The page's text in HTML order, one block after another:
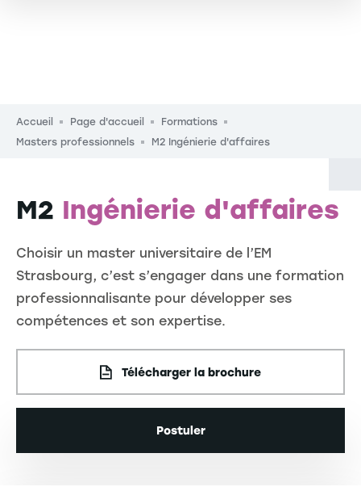
Fil d'Ariane
Accueil Page d'accueil
Formations
Masters professionnels
M2 Ingénierie d'affaires
M2 Ingénierie d'affaires
Choisir un master universitaire de l’EM
Strasbourg, c’est s’engager dans une formation
professionnalisante pour développer ses
compétences et son expertise.
Télécharger la brochure
Postuler